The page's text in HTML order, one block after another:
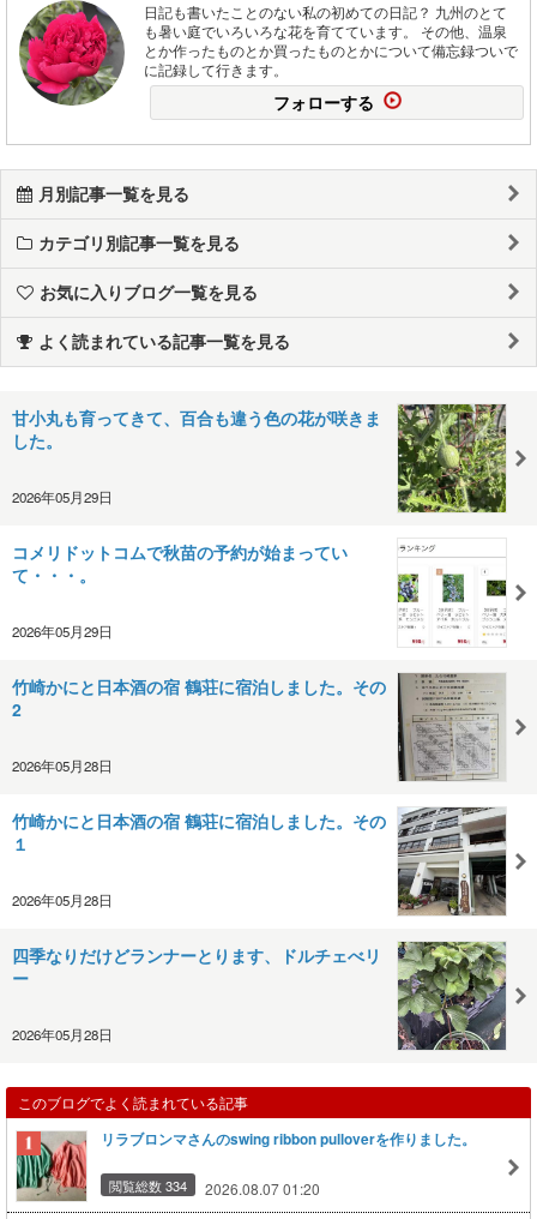
日記も書いたことのない私の初めての日記？ 九州のとて
も暑い庭でいろいろな花を育てています。 その他、温泉
とか作ったものとか買ったものとかについて備忘録ついで
に記録して行きます。
フォローする
月別記事一覧を見る
カテゴリ別記事一覧を見る
お気に入りブログ一覧を見る
よく読まれている記事一覧を見る
甘小丸も育ってきて、百合も違う色の花が咲きま
した。
2026年05月29日
コメリドットコムで秋苗の予約が始まってい
て・・・。
2026年05月29日
竹崎かにと日本酒の宿 鶴荘に宿泊しました。その
2
2026年05月28日
竹崎かにと日本酒の宿 鶴荘に宿泊しました。その
１
2026年05月28日
四季なりだけどランナーとります、ドルチェべリ
ー
2026年05月28日
このブログでよく読まれている記事
リラブロンマさんのswing ribbon pulloverを作りました。
閲覧総数 334 2026.08.07 01:20